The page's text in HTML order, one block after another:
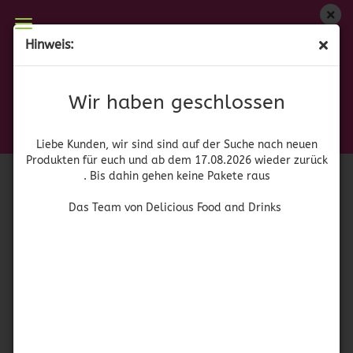
Hinweis:
Wir haben geschlossen
Liebe Kunden, wir sind sind auf der Suche nach neuen
Produkten für euch und ab dem 17.08.2026 wieder zurück
. Bis dahin gehen keine Pakete raus
Das Team von Delicious Food and Drinks
Wir haben geschlossen
zurück. Bis dahin gehen keine Pakete raus
Das Team von Delicious Food and Drinks
42141)